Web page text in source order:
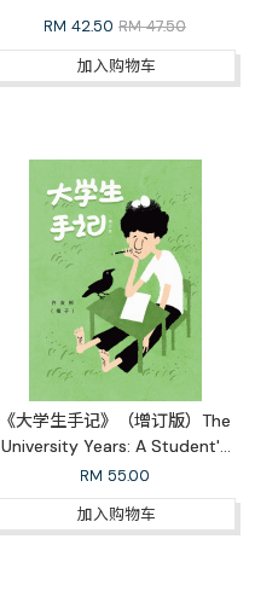
RM 42.50 RM 47.50
加入购物车
《大学生手记》（增订版）The
University Years: A Student's
Diaries (Revised Edition)
RM 55.00
加入购物车